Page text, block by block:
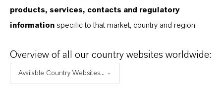
products, services, contacts and regulatory
information specific to that market, country and region.
Overview of all our country websites worldwide:
Available Country Websites...